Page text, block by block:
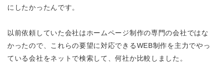
にしたかったんです。
以前依頼していた会社はホームページ制作の専門の会社ではな
かったので、これらの要望に対応できるWEB制作を主力でやっ
ている会社をネットで検索して、何社か比較しました。